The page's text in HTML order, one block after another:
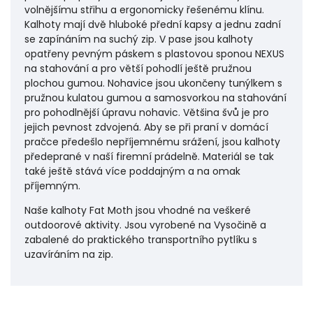
volnějšímu střihu a ergonomicky řešenému klínu.
Kalhoty mají dvě hluboké přední kapsy a jednu zadní
se zapínáním na suchý zip. V pase jsou kalhoty
opatřeny pevným páskem s plastovou sponou NEXUS
na stahování a pro větší pohodlí ještě pružnou
plochou gumou. Nohavice jsou ukončeny tunýlkem s
pružnou kulatou gumou a samosvorkou na stahování
pro pohodlnější úpravu nohavic. Většina švů je pro
jejich pevnost zdvojená. Aby se při praní v domácí
pračce předešlo nepříjemnému srážení, jsou kalhoty
předeprané v naší firemní prádelně. Materiál se tak
také ještě stává více poddajným a na omak
příjemným.
Naše kalhoty Fat Moth jsou vhodné na veškeré
outdoorové aktivity. Jsou vyrobené na Vysočině a
zabalené do praktického transportního pytlíku s
uzavíráním na zip.